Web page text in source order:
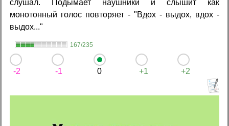
слушал. Подымает наушники и слышит как
монотонный голос повторяет - "Вдох - выдох, вдох -
выдох..."
167/235
-2 -1 0 +1 +2